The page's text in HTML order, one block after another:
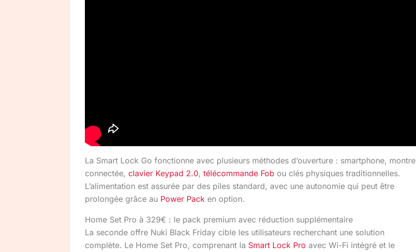
La Smart Lock Go fonctionne avec plusieurs méthodes d’ouverture : smartphone, montre
connectée, clavier Keypad 2.0, télécommande Fob ou clés physiques traditionnelles.
L’alimentation est assurée par des piles standard, avec une autonomie qui peut être
prolongée grâce au Power Pack en option.
Home Set Pro à 329€ : le pack premium avec réduction supplémentaire
La seconde offre Nuki Black Friday cible les utilisateurs recherchant une solution
complète. Le Home Set Pro, comprenant la Smart Lock Pro avec Wi-Fi intégré et le